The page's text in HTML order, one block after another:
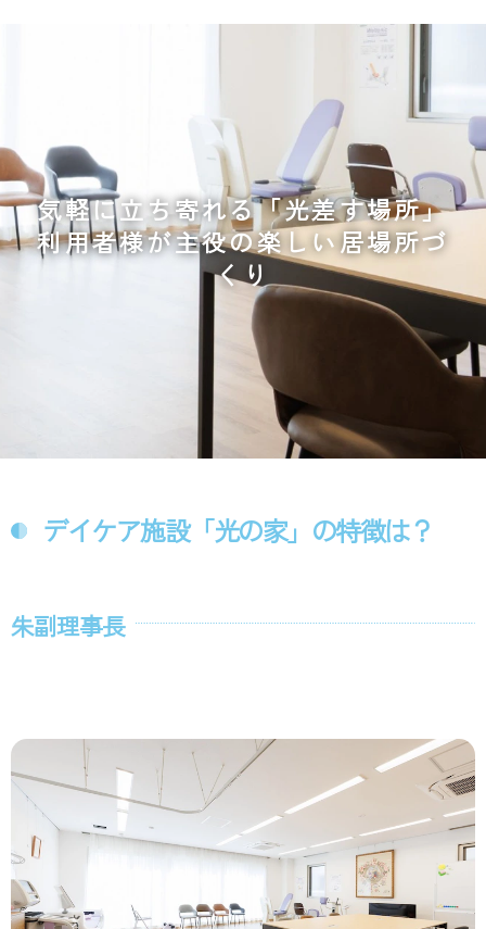
気軽に立ち寄れる「光差す場所」
利用者様が主役の楽しい居場所づ
くり
デイケア施設「光の家」の特徴は？
朱副理事長